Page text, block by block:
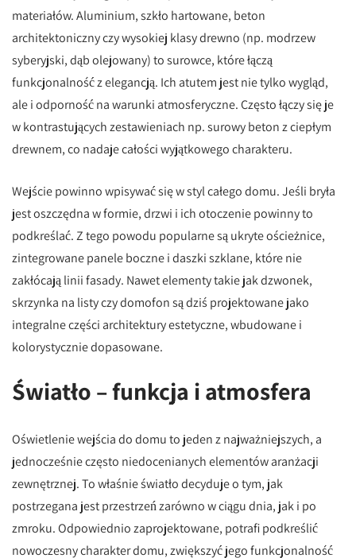
materiałów. Aluminium, szkło hartowane, beton
architektoniczny czy wysokiej klasy drewno (np. modrzew
syberyjski, dąb olejowany) to surowce, które łączą
funkcjonalność z elegancją. Ich atutem jest nie tylko wygląd,
ale i odporność na warunki atmosferyczne. Często łączy się je
w kontrastujących zestawieniach np. surowy beton z ciepłym
drewnem, co nadaje całości wyjątkowego charakteru.
Wejście powinno wpisywać się w styl całego domu. Jeśli bryła
jest oszczędna w formie, drzwi i ich otoczenie powinny to
podkreślać. Z tego powodu popularne są ukryte ościeżnice,
zintegrowane panele boczne i daszki szklane, które nie
zakłócają linii fasady. Nawet elementy takie jak dzwonek,
skrzynka na listy czy domofon są dziś projektowane jako
integralne części architektury estetyczne, wbudowane i
kolorystycznie dopasowane.
Światło – funkcja i atmosfera
Oświetlenie wejścia do domu to jeden z najważniejszych, a
jednocześnie często niedocenianych elementów aranżacji
zewnętrznej. To właśnie światło decyduje o tym, jak
postrzegana jest przestrzeń zarówno w ciągu dnia, jak i po
zmroku. Odpowiednio zaprojektowane, potrafi podkreślić
nowoczesny charakter domu, zwiększyć jego funkcjonalność